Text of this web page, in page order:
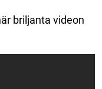
briljanta videon